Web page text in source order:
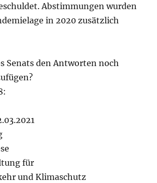
Abstimmungen wurden
in 2020 zusätzlich
Senats den Antworten noch
für
und Klimaschutz